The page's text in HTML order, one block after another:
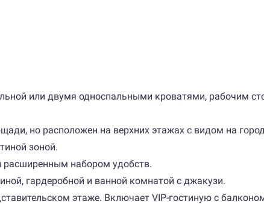
или двумя односпальными кроватями, рабочим
но расположен на верхних этажах с видом на
зоной.
расширенным набором удобств.
гардеробной и ванной комнатой с джакузи.
этаже. Включает VIP-гостиную с